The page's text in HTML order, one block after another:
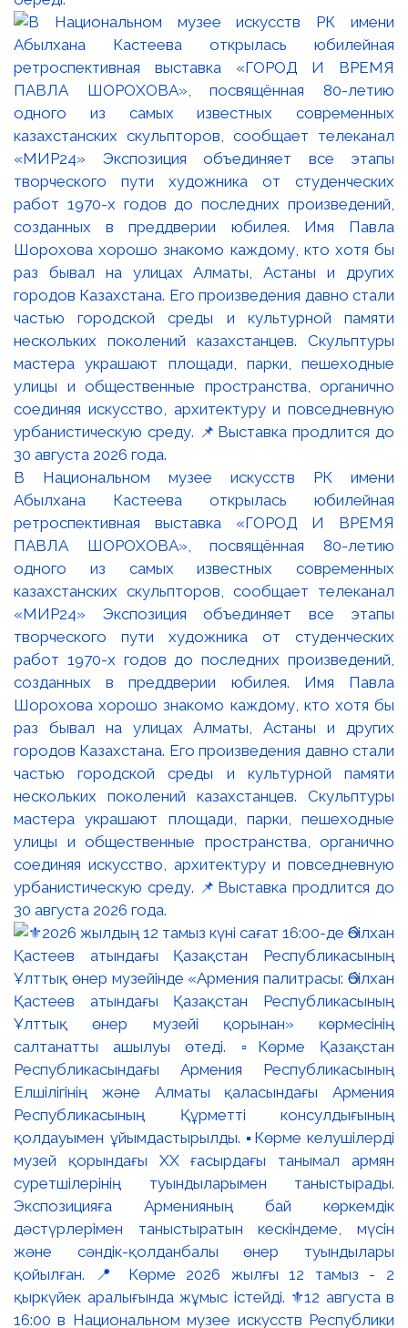
В Национальном музее искусств РК имени
Абылхана Кастеева открылась юбилейная
ретроспективная выставка «ГОРОД И ВРЕМЯ
ПАВЛА ШОРОХОВА», посвящённая 80-летию
одного из самых известных современных
казахстанских скульпторов, сообщает телеканал
«МИР24» Экспозиция объединяет все этапы
творческого пути художника от студенческих
работ 1970-х годов до последних произведений,
созданных в преддверии юбилея. Имя Павла
Шорохова хорошо знакомо каждому, кто хотя бы
раз бывал на улицах Алматы, Астаны и других
городов Казахстана. Его произведения давно стали
частью городской среды и культурной памяти
нескольких поколений казахстанцев. Скульптуры
мастера украшают площади, парки, пешеходные
улицы и общественные пространства, органично
соединяя искусство, архитектуру и повседневную
урбанистическую среду. 📌Выставка продлится до
30 августа 2026 года.